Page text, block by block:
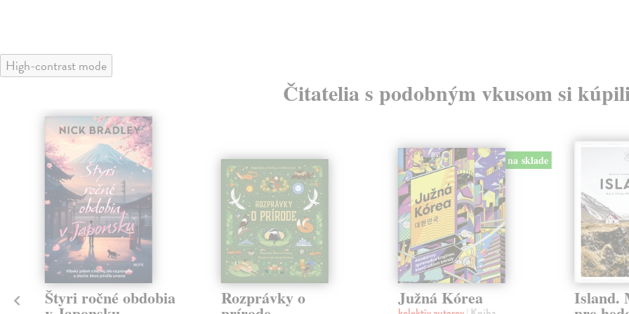
High-contrast mode
Čitatelia s podobným vkusom si
Štyri ročné obdobia Rozprávky o
na sklade
Južná Kórea Island.